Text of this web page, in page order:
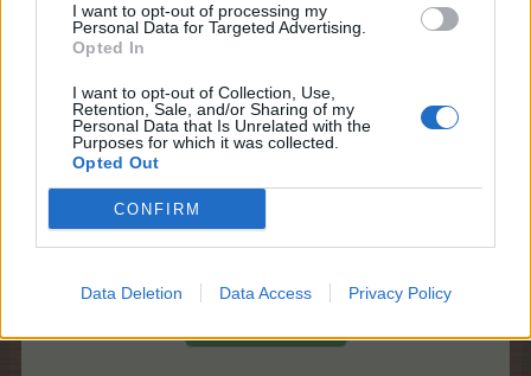
I want to opt-out of processing my
Personal Data for Targeted Advertising.
Opted In
I want to opt-out of Collection, Use,
Retention, Sale, and/or Sharing of my
Personal Data that Is Unrelated with the
Purposes for which it was collected.
Opted Out
CONFIRM
Data Deletion Data Access Privacy Policy
Λήξη: 07.06.2026 23.00
Spoiler:Συχνές ερωτήσεις